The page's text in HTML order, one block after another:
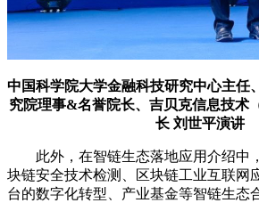
中国科学院大学金融科技研究中心主任
究院理事&名誉院长、吉贝克信息技术
长 刘世平演讲
此外，在智链生态落地应用介绍中
块链安全技术检测、区块链工业互联网
台的数字化转型、产业基金等智链生态